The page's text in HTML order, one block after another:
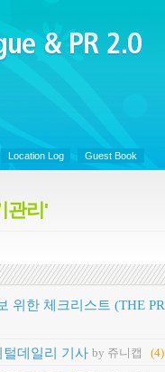
&
Location Log Guest Book
관리'
위한 체크리스트 (THE
데일리 기사 by 쥬니캡 (4)